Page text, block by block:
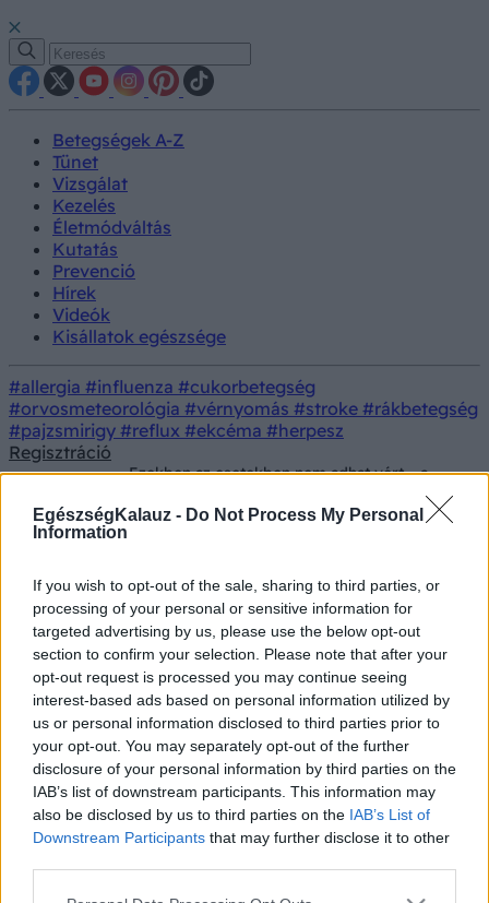
EgészségKalauz - Do Not Process My Personal
Information
If you wish to opt-out of the sale, sharing to third parties, or
processing of your personal or sensitive information for
targeted advertising by us, please use the below opt-out
section to confirm your selection. Please note that after your
opt-out request is processed you may continue seeing
interest-based ads based on personal information utilized by
us or personal information disclosed to third parties prior to
your opt-out. You may separately opt-out of the further
disclosure of your personal information by third parties on the
IAB’s list of downstream participants. This information may
also be disclosed by us to third parties on the IAB’s List of
Downstream Participants that may further disclose it to other
Please note that this website/app uses one or more Google
Betegségek A-Z
Tünet
Vizsgálat
Kezelés
Életmódváltás
Kutatás
Prevenció
Hírek
Videók
Kisállatok egészsége
#allergia #influenza #cukorbetegség
#orvosmeteorológia #vérnyomás #stroke #rákbetegség
#pajzsmirigy #reflux #ekcéma #herpesz
Regisztráció
Ezekben az esetekben nem adhat vért – a
véradás leggyakoribb kizáró okai, amelyeket
sokan nem ismernek
vért – a véradás leggyakoribb
kizáró okai, amelyeket sokan nem
ismernek